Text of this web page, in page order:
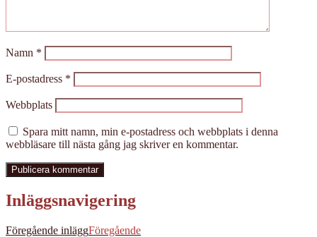
Namn *
E-postadress *
Webbplats
Spara mitt namn, min e-postadress och webbplats i denna
webbläsare till nästa gång jag skriver en kommentar.
Inläggsnavigering
Föregående inläggFöregående